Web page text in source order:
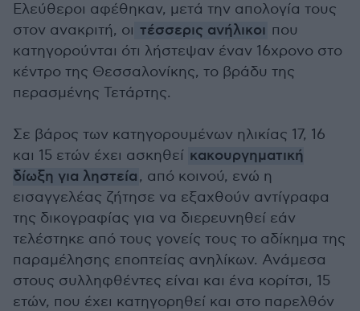
Ελεύθεροι αφέθηκαν, μετά την απολογία τους
στον ανακριτή, οι τέσσερις ανήλικοι που
κατηγορούνται ότι λήστεψαν έναν 16χρονο στο
κέντρο της Θεσσαλονίκης, το βράδυ της
περασμένης Τετάρτης.
Σε βάρος των κατηγορουμένων ηλικίας 17, 16
και 15 ετών έχει ασκηθεί κακουργηματική
δίωξη για ληστεία, από κοινού, ενώ η
εισαγγελέας ζήτησε να εξαχθούν αντίγραφα
της δικογραφίας για να διερευνηθεί εάν
τελέστηκε από τους γονείς τους το αδίκημα της
παραμέλησης εποπτείας ανηλίκων. Ανάμεσα
στους συλληφθέντες είναι και ένα κορίτσι, 15
ετών, που έχει κατηγορηθεί και στο παρελθόν